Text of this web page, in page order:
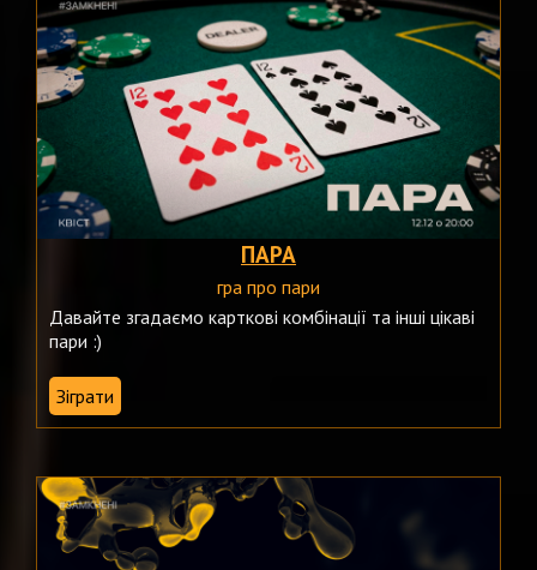
ПАРА
гра про пари
Давайте згадаємо карткові комбінації та інші цікаві
пари :)
Зіграти